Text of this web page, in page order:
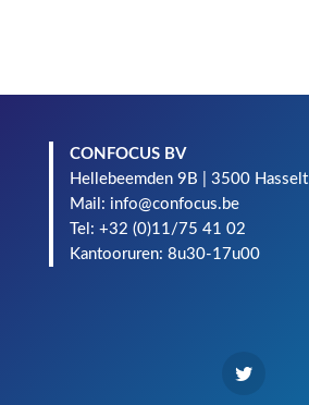
CONFOCUS BV
Hellebeemden 9B | 3500 Hasselt
Mail: info@confocus.be
Tel: +32 (0)11/75 41 02
Kantooruren: 8u30-17u00